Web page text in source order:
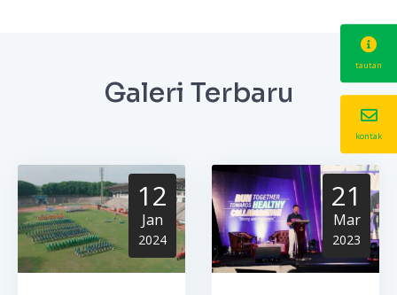
Galeri Terbaru
12
Jan
2024
21
Mar
2023
tautan
kontak